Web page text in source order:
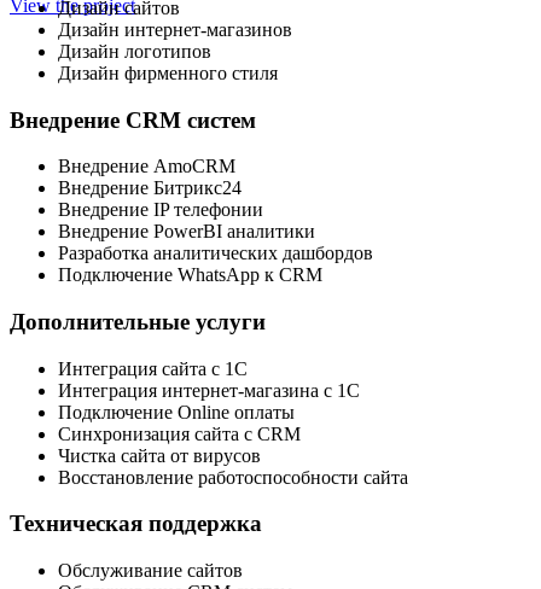
View the project
Дизайн сайтов
Дизайн интернет-магазинов
Дизайн логотипов
Дизайн фирменного стиля
Внедрение CRM систем
Внедрение AmoCRM
Внедрение Битрикс24
Внедрение IP телефонии
Внедрение PowerBI аналитики
Разработка аналитических дашбордов
Подключение WhatsApp к CRM
Дополнительные услуги
Интеграция сайта с 1С
Интеграция интернет-магазина с 1С
Подключение Online оплаты
Синхронизация сайта с CRM
Чистка сайта от вирусов
Восстановление работоспособности сайта
Техническая поддержка
Обслуживание сайтов